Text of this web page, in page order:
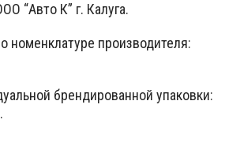
“Авто К” г. Калуга.
номенклатуре производителя:
брендированной упаковки: